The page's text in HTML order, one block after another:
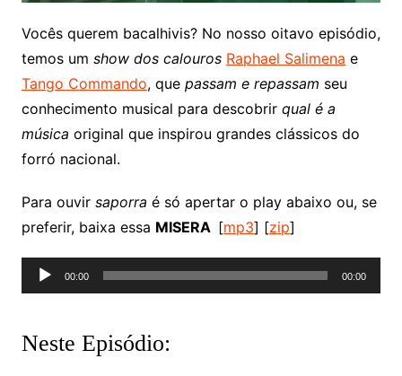
Vocês querem bacalhivis? No nosso oitavo episódio,
temos um show dos calouros Raphael Salimena e
Tango Commando, que passam e repassam seu
conhecimento musical para descobrir qual é a
música original que inspirou grandes clássicos do
forró nacional.
Para ouvir saporra é só apertar o play abaixo ou, se
preferir, baixa essa MISERA [mp3] [zip]
Tocador
de
00:00 00:00
Neste Episódio: